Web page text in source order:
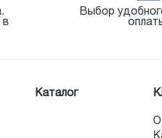
в
Выбор
Каталог
О